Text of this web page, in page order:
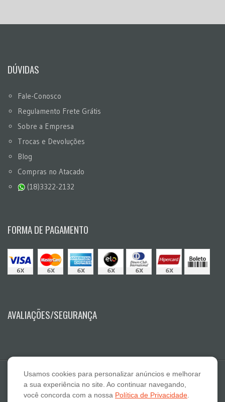
DÚVIDAS
Fale-Conosco
Regulamento Frete Grátis
Sobre a Empresa
Trocas e Devoluções
Blog
Compras no Atacado
(18)3322-2132
FORMA DE PAGAMENTO
AVALIAÇÕES/SEGURANÇA
Usamos cookies para personalizar anúncios e melhorar
a sua experiência no site. Ao continuar navegando,
você concorda com a nossa Política de Privacidade